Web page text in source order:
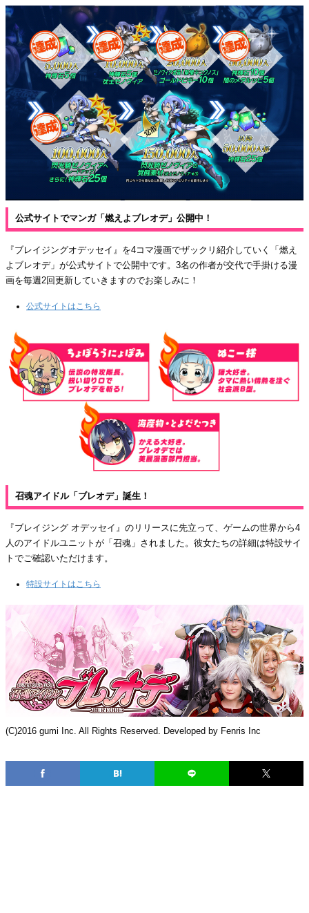
公式サイトでマンガ「燃えよブレオデ」公開中！
『ブレイジングオデッセイ』を4コマ漫画でザックリ紹介していく「燃え
よブレオデ」が公式サイトで公開中です。3名の作者が交代で手掛ける漫
画を毎週2回更新していきますのでお楽しみに！
公式サイトはこちら
召魂アイドル「ブレオデ」誕生！
『ブレイジング オデッセイ』のリリースに先立って、ゲームの世界から4
人のアイドルユニットが「召魂」されました。彼女たちの詳細は特設サイ
トでご確認いただけます。
特設サイトはこちら
(C)2016 gumi Inc. All Rights Reserved. Developed by Fenris Inc